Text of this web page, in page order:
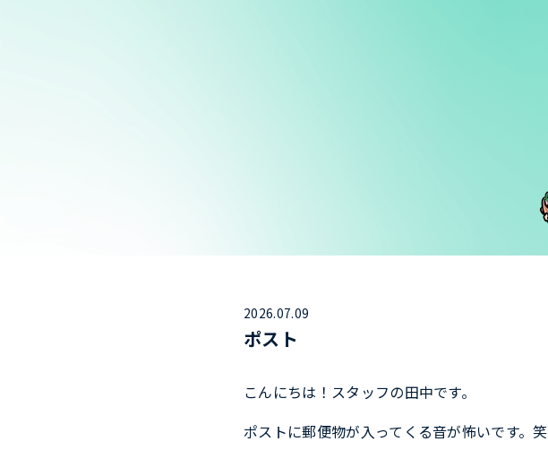
2026.07.09
ポスト
こんにちは！スタッフの田中です。
ポストに郵便物が入ってくる音が怖いです。笑